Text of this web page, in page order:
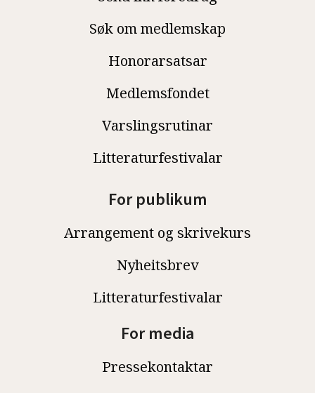
Søk om medlemskap
Honorarsatsar
Medlemsfondet
Varslingsrutinar
Litteraturfestivalar
For publikum
Arrangement og skrivekurs
Nyheitsbrev
Litteraturfestivalar
For media
Pressekontaktar